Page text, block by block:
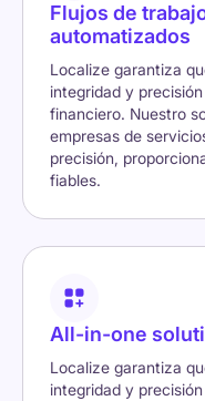
Flujos de
automatizados
Localize garantiza
integridad y
financiero. Nuestro
empresas de
precisión,
fiables.
All-in-one
Localize garantiza
integridad y